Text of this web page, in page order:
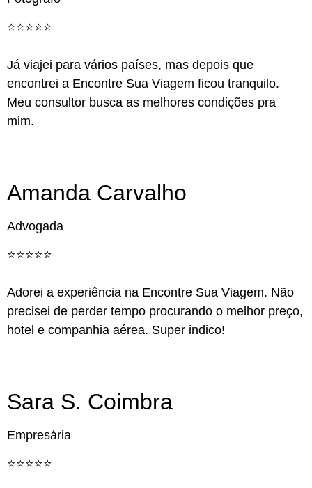
⭐️⭐️⭐️⭐️⭐️
Já viajei para vários países, mas depois que
encontrei a Encontre Sua Viagem ficou tranquilo.
Meu consultor busca as melhores condições pra
mim.
Amanda Carvalho
Advogada
⭐️⭐️⭐️⭐️⭐️
Adorei a experiência na Encontre Sua Viagem. Não
precisei de perder tempo procurando o melhor preço,
hotel e companhia aérea. Super indico!
Sara S. Coimbra
Empresária
⭐️⭐️⭐️⭐️⭐️